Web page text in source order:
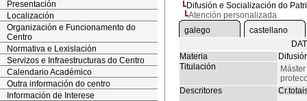
Presentación
Localización
Organización e Funcionamento do
Centro
Normativa e Lexislación
Servizos e Infraestructuras do Centro
Calendario Académico
Outra información do centro
Información de Interese
Difusión e Socialización do
Atención personalizada
galego
castellano
Materia
Titulación
Descritores